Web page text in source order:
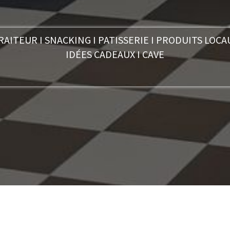
I SNACKING I PATISSERIE I PRODUITS
IDÉES CADEAUX I CAVE